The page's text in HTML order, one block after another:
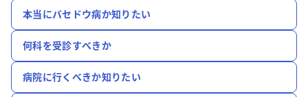
本当にバセドウ病か知りたい
何科を受診すべきか
病院に行くべきか知りたい